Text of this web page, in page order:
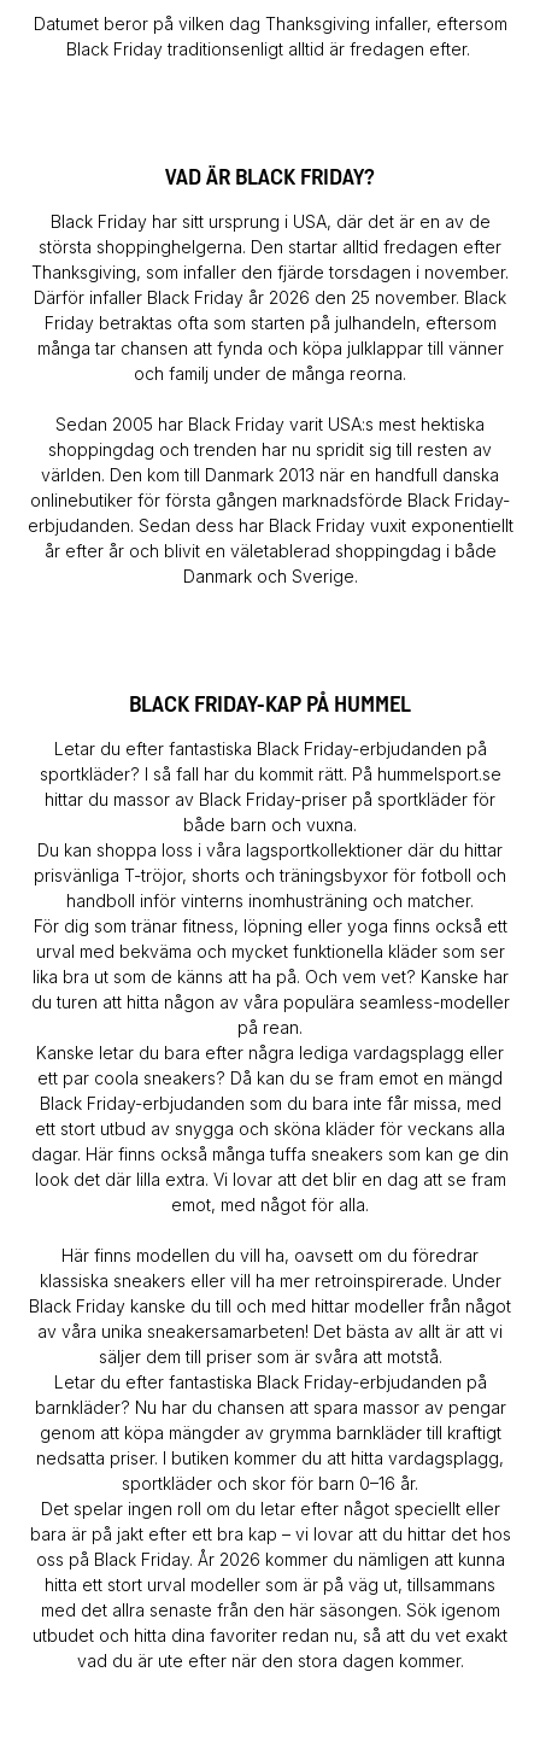
Datumet beror på vilken dag Thanksgiving infaller, eftersom
Black Friday traditionsenligt alltid är fredagen efter.
VAD ÄR BLACK FRIDAY?
Black Friday har sitt ursprung i USA, där det är en av de
största shoppinghelgerna. Den startar alltid fredagen efter
Thanksgiving, som infaller den fjärde torsdagen i november.
Därför infaller Black Friday år 2026 den 25 november. Black
Friday betraktas ofta som starten på julhandeln, eftersom
många tar chansen att fynda och köpa julklappar till vänner
och familj under de många reorna.
Sedan 2005 har Black Friday varit USA:s mest hektiska
shoppingdag och trenden har nu spridit sig till resten av
världen. Den kom till Danmark 2013 när en handfull danska
onlinebutiker för första gången marknadsförde Black Friday-
erbjudanden. Sedan dess har Black Friday vuxit exponentiellt
år efter år och blivit en väletablerad shoppingdag i både
Danmark och Sverige.
BLACK FRIDAY-KAP PÅ HUMMEL
Letar du efter fantastiska Black Friday-erbjudanden på
sportkläder? I så fall har du kommit rätt. På hummelsport.se
hittar du massor av Black Friday-priser på sportkläder för
både barn och vuxna.
Du kan shoppa loss i våra lagsportkollektioner där du hittar
prisvänliga T-tröjor, shorts och träningsbyxor för fotboll och
handboll inför vinterns inomhusträning och matcher.
För dig som tränar fitness, löpning eller yoga finns också ett
urval med bekväma och mycket funktionella kläder som ser
lika bra ut som de känns att ha på. Och vem vet? Kanske har
du turen att hitta någon av våra populära seamless-modeller
på rean.
Kanske letar du bara efter några lediga vardagsplagg eller
ett par coola sneakers? Då kan du se fram emot en mängd
Black Friday-erbjudanden som du bara inte får missa, med
ett stort utbud av snygga och sköna kläder för veckans alla
dagar. Här finns också många tuffa sneakers som kan ge din
look det där lilla extra. Vi lovar att det blir en dag att se fram
emot, med något för alla.
Här finns modellen du vill ha, oavsett om du föredrar
klassiska sneakers eller vill ha mer retroinspirerade. Under
Black Friday kanske du till och med hittar modeller från något
av våra unika sneakersamarbeten! Det bästa av allt är att vi
säljer dem till priser som är svåra att motstå.
Letar du efter fantastiska Black Friday-erbjudanden på
barnkläder? Nu har du chansen att spara massor av pengar
genom att köpa mängder av grymma barnkläder till kraftigt
nedsatta priser. I butiken kommer du att hitta vardagsplagg,
sportkläder och skor för barn 0–16 år.
Det spelar ingen roll om du letar efter något speciellt eller
bara är på jakt efter ett bra kap – vi lovar att du hittar det hos
oss på Black Friday. År 2026 kommer du nämligen att kunna
hitta ett stort urval modeller som är på väg ut, tillsammans
med det allra senaste från den här säsongen. Sök igenom
utbudet och hitta dina favoriter redan nu, så att du vet exakt
vad du är ute efter när den stora dagen kommer.